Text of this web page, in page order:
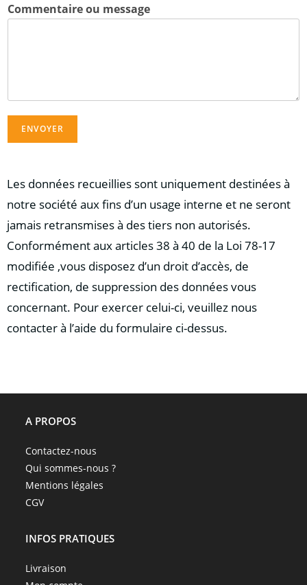
Commentaire ou message
ENVOYER
Les données recueillies sont uniquement destinées à
notre société aux fins d’un usage interne et ne seront
jamais retransmises à des tiers non autorisés.
Conformément aux articles 38 à 40 de la Loi 78-17
modifiée ,vous disposez d’un droit d’accès, de
rectification, de suppression des données vous
concernant. Pour exercer celui-ci, veuillez nous
contacter à l’aide du formulaire ci-dessus.
A PROPOS
Contactez-nous
Qui sommes-nous ?
Mentions légales
CGV
INFOS PRATIQUES
Livraison